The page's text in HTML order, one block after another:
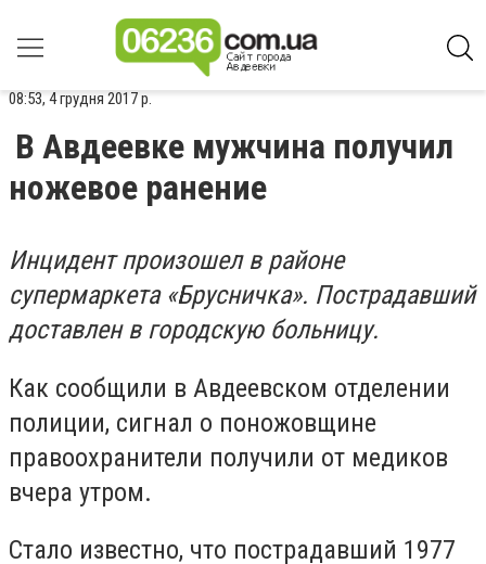
08:53, 4 грудня 2017 р.
В Авдеевке мужчина получил
ножевое ранение
Инцидент произошел в районе
супермаркета «Брусничка». Пострадавший
доставлен в городскую больницу.
Как сообщили в Авдеевском отделении
полиции, сигнал о поножовщине
правоохранители получили от медиков
вчера утром.
Стало известно, что пострадавший 1977